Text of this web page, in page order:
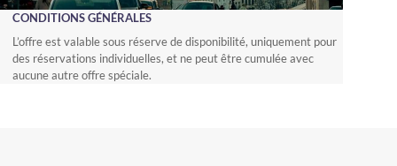
CONDITIONS GÉNÉRALES
L’offre est valable sous réserve de disponibilité, uniquement pour
des réservations individuelles, et ne peut être cumulée avec
aucune autre offre spéciale.